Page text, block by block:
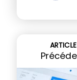
ARTICLE